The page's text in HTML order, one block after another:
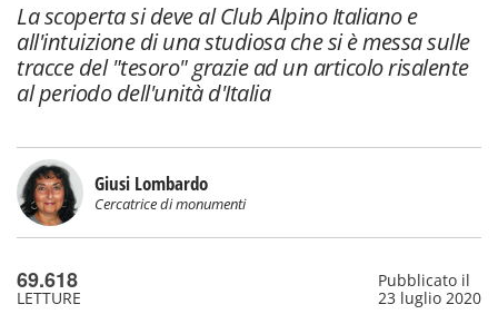
La scoperta si deve al Club Alpino Italiano e
all'intuizione di una studiosa che si è messa sulle
tracce del "tesoro" grazie ad un articolo risalente
al periodo dell'unità d'Italia
Giusi Lombardo
Cercatrice di monumenti
69.618
LETTURE
Pubblicato il
23 luglio 2020